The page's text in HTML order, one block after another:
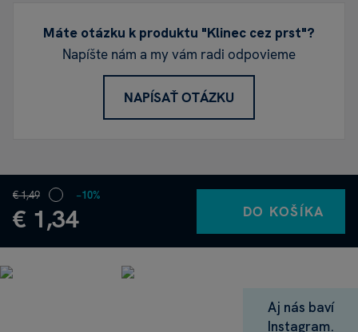
Máte otázku k produktu "Klinec cez prst"?
Napíšte nám a my vám radi odpovieme
NAPÍSAŤ OTÁZKU
€ 1,49
€ 1,34
−10%
DO KOŠÍKA
Aj nás baví
Instagram.